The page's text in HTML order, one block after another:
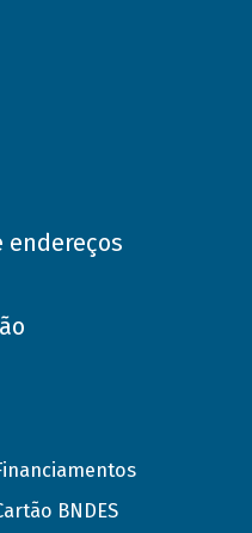
endereços
BNDES